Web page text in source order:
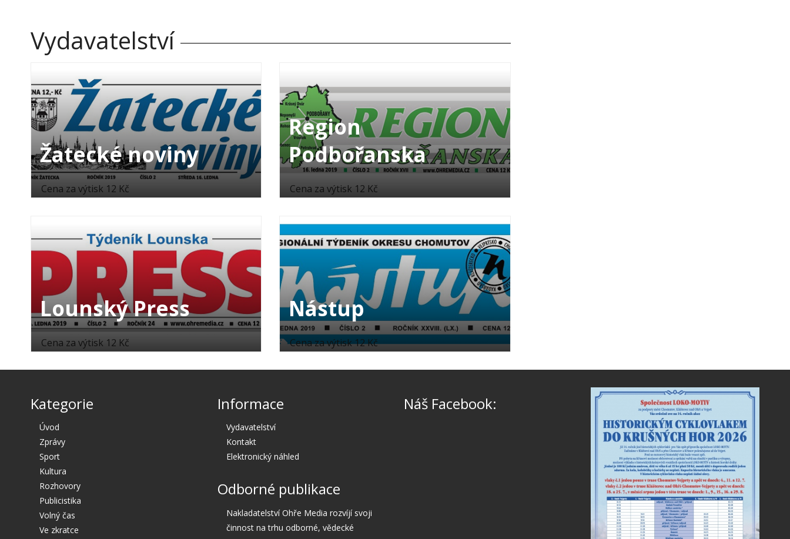
Vydavatelství
Žatecké noviny
Cena za výtisk 12 Kč
Lounský Press
Cena za výtisk 12 Kč
Region
Podbořanska
Cena za výtisk 12 Kč
Nástup
Cena za výtisk 12 Kč
Kategorie
Úvod
Zprávy
Sport
Kultura
Rozhovory
Publicistika
Volný čas
Ve zkratce
Informace
Vydavatelství
Kontakt
Elektronický náhled
Odborné publikace
Nakladatelství Ohře Media rozvíjí svoji
činnost na trhu odborné, vědecké
Náš Facebook: